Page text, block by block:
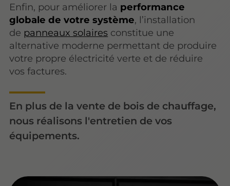
Enfin, pour améliorer la performance
globale de votre système, l’installation
de panneaux solaires constitue une
alternative moderne permettant de produire
votre propre électricité verte et de réduire
vos factures.
En plus de la vente de bois de chauffage,
nous réalisons l'entretien de vos
équipements.